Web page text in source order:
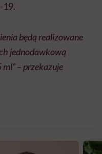
19.
będą realizowane
jednodawkową
– przekazuje